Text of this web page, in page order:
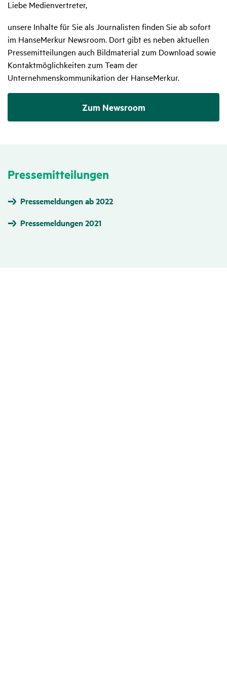
Liebe Medienvertreter,
unsere Inhalte für Sie als Journalisten finden Sie ab sofort
im HanseMerkur Newsroom. Dort gibt es neben aktuellen
Pressemitteilungen auch Bildmaterial zum Download sowie
Kontaktmöglichkeiten zum Team der
Unternehmenskommunikation der HanseMerkur.
Zum Newsroom
Pres­se­mit­tei­lungen
Pressemeldungen ab 2022
Pressemeldungen 2021